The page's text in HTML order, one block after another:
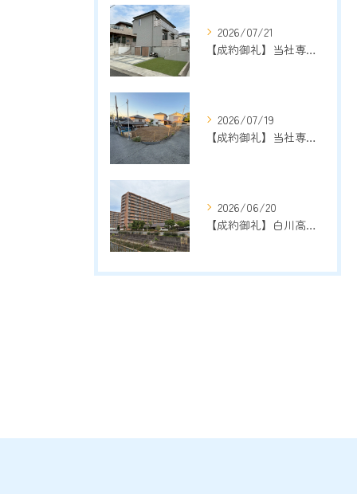
2026/07/21
【成約御礼】当社専任物件 箕面市森町中3丁目戸建
2026/07/19
【成約御礼】当社専任物件 豊中市宮山町2丁目売土地
2026/06/20
【成約御礼】白川高層住宅3号棟